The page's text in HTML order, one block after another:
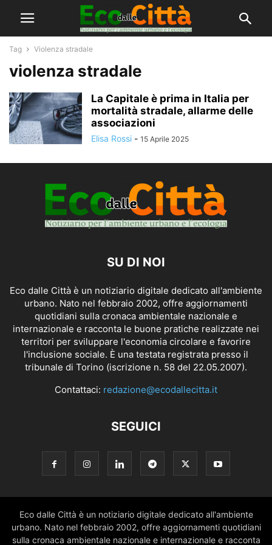
Tag Violenza stradale
violenza stradale
La Capitale è prima in Italia per
mortalità stradale, allarme delle
associazioni
Elisa Rossi - 15 Aprile 2025
SU DI NOI
Eco dalle Città è un notiziario digitale dedicato all'ambiente
urbano. Nato nel febbraio 2002, offre aggiornamenti
quotidiani sulla cronaca ambientale nazionale e
internazionale e racconta le buone pratiche realizzate nei
territori per sviluppare l'economia circolare e favorire
l'inclusione sociale. È una testata registrata presso il
tribunale di Torino (iscrizione n. 58 del 22.05.2007).
Contattaci: redazione@ecodallecitta.it
SEGUICI
Eco dalle Città è un notiziario digitale dedicato all'ambiente
urbano. Nato nel febbraio 2002, offre aggiornamenti quotidiani
sulla cronaca ambientale nazionale e internazionale e racconta